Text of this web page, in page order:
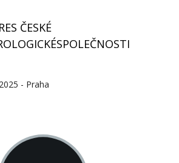
ČESKÉ
- Praha